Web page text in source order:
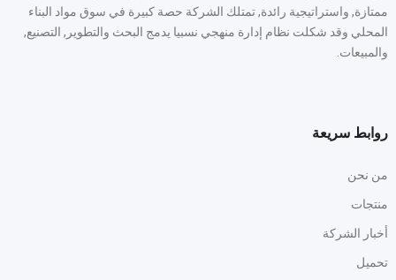
ممتازة, واستراتيجية رائدة, تمتلك الشركة حصة كبيرة في سوق مواد البناء
المحلي وقد شكلت نظام إدارة منهجي نسبيا يدمج البحث والتطوير, التصنيع,
والمبيعات.
روابط سريعة
من نحن
منتجات
أخبار الشركة
تحميل